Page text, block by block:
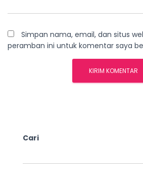
Simpan nama, email, dan situs
peramban ini untuk komentar saya
Cari